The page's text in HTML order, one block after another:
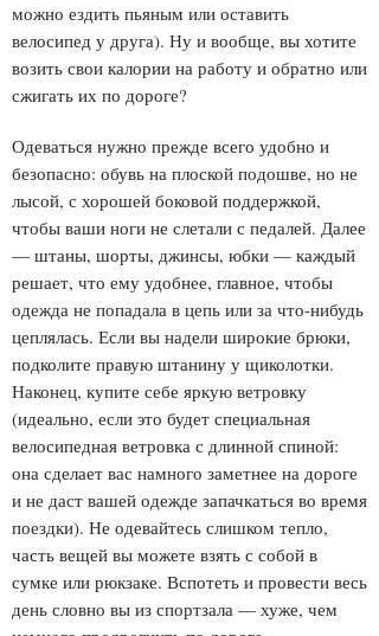
можно ездить пьяным или оставить
велосипед у друга). Ну и вообще, вы хотите
возить свои калории на работу и обратно или
сжигать их по дороге?
Одеваться нужно прежде всего удобно и
безопасно: обувь на плоской подошве, но не
лысой, с хорошей боковой поддержкой,
чтобы ваши ноги не слетали с педалей. Далее
— штаны, шорты, джинсы, юбки — каждый
решает, что ему удобнее, главное, чтобы
одежда не попадала в цепь или за что-нибудь
цеплялась. Если вы надели широкие брюки,
подколите правую штанину у щиколотки.
Наконец, купите себе яркую ветровку
(идеально, если это будет специальная
велосипедная ветровка с длинной спиной:
она сделает вас намного заметнее на дороге
и не даст вашей одежде запачкаться во время
поездки). Не одевайтесь слишком тепло,
часть вещей вы можете взять с собой в
сумке или рюкзаке. Вспотеть и провести весь
день словно вы из спортзала — хуже, чем